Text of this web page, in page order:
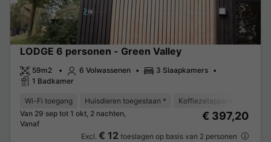
LODGE 6 personen - Green Valley
59m2 6 Volwassenen
3 Slaapkamers
1 Badkamer
Wi-Fi toegang Huisdieren toegestaan * Koffiezetapparaat
Van 29 sep tot 1 okt, 2 nachten,
Vanaf
€ 397,20
Excl. € 12 toeslagen op basis van 2 personen